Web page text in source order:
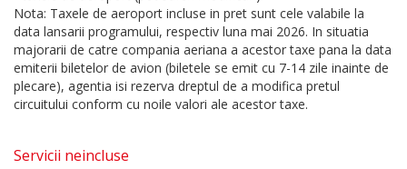
Nota: Taxele de aeroport incluse in pret sunt cele valabile la
data lansarii programului, respectiv luna mai 2026. In situatia
majorarii de catre compania aeriana a acestor taxe pana la data
emiterii biletelor de avion (biletele se emit cu 7-14 zile inainte de
plecare), agentia isi rezerva dreptul de a modifica pretul
circuitului conform cu noile valori ale acestor taxe.
Servicii neincluse